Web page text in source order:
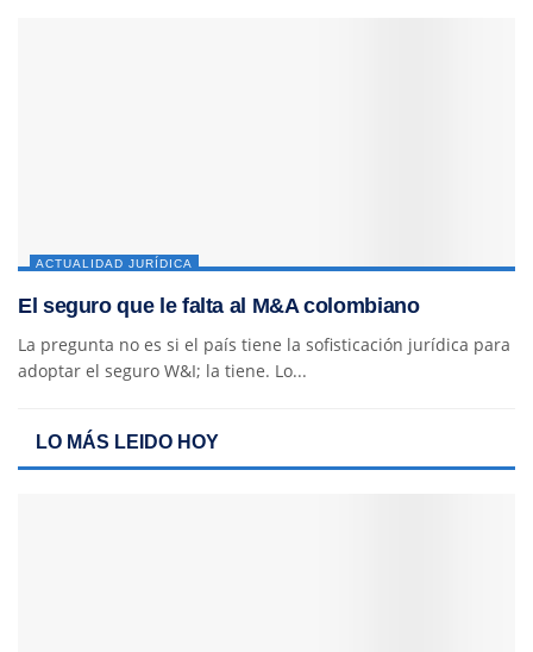
ACTUALIDAD JURÍDICA
El seguro que le falta al M&A colombiano
La pregunta no es si el país tiene la sofisticación jurídica para
adoptar el seguro W&I; la tiene. Lo...
LO MÁS LEIDO HOY